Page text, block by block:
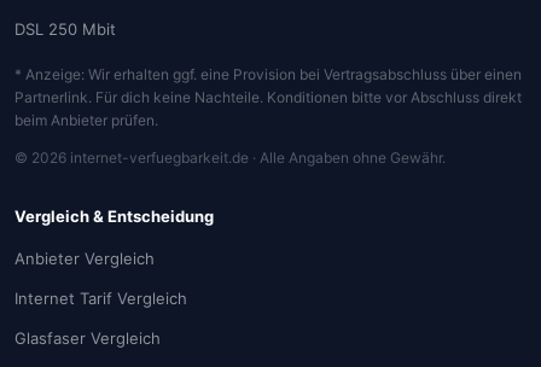
DSL 250 Mbit
* Anzeige: Wir erhalten ggf. eine Provision bei Vertragsabschluss über einen
Partnerlink. Für dich keine Nachteile. Konditionen bitte vor Abschluss direkt
beim Anbieter prüfen.
© 2026 internet-verfuegbarkeit.de · Alle Angaben ohne Gewähr.
Vergleich & Entscheidung
Anbieter Vergleich
Internet Tarif Vergleich
Glasfaser Vergleich